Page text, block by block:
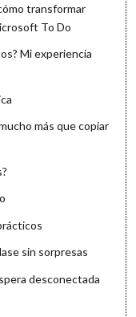
transformar
To Do
Mi experiencia
más que copiar
sin sorpresas
desconectada